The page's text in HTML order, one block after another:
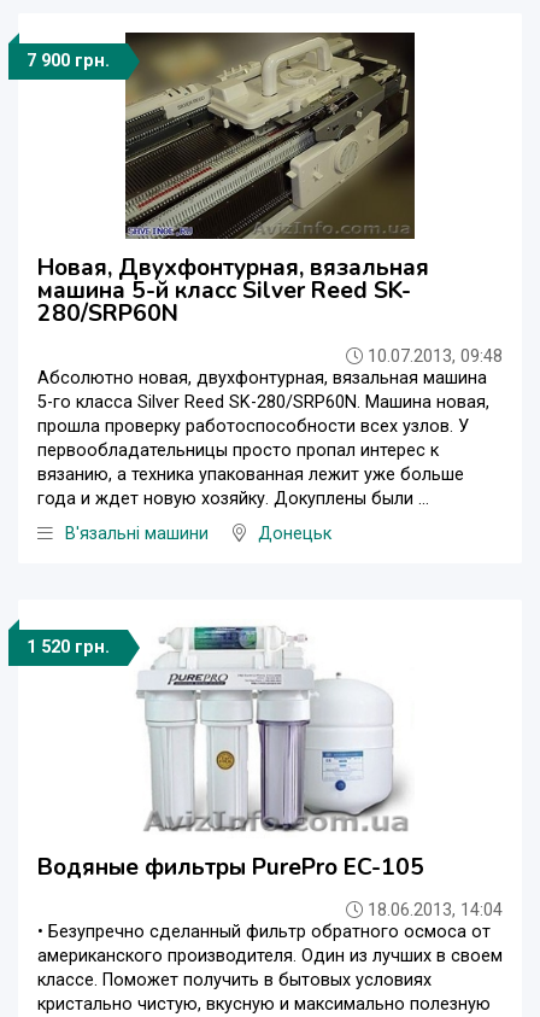
7 900 грн.
Новая, Двухфонтурная, вязальная
машина 5-й класс Silver Reed SK-
280/SRP60N
10.07.2013, 09:48
Абсолютно новая, двухфонтурная, вязальная машина
5-го класса Silver Reed SK-280/SRP60N. Машина новая,
прошла проверку работоспособности всех узлов. У
первообладательницы просто пропал интерес к
вязанию, а техника упакованная лежит уже больше
года и ждет новую хозяйку. Докуплены были ...
В'язальні машини
Донецьк
1 520 грн.
Водяные фильтры PurePro EC-105
18.06.2013, 14:04
• Безупречно сделанный фильтр обратного осмоса от
американского производителя. Один из лучших в своем
классе. Поможет получить в бытовых условиях
кристально чистую, вкусную и максимально полезную